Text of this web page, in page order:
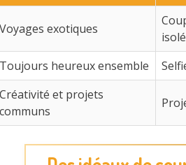
Voyages exotiques
Toujours heureux ensemble
Créativité et projets
communs